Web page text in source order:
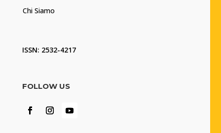
Chi Siamo
ISSN: 2532-4217
FOLLOW US